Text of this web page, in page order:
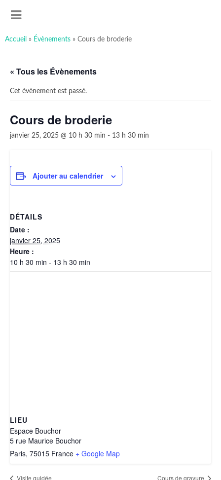
contenuart-sous-x
Association ayant pour but de favoriser et promouvoir la
Accueil » Évènements » Cours de broderie
« Tous les Évènements
Cet évènement est passé.
Cours de broderie
janvier 25, 2025 @ 10 h 30 min - 13 h 30 min
Ajouter au calendrier
DÉTAILS
Date :
janvier 25, 2025
Heure :
10 h 30 min - 13 h 30 min
LIEU
Espace Bouchor
5 rue Maurice Bouchor
Paris, 75015 France + Google Map
Visite guidée Cours de gravure